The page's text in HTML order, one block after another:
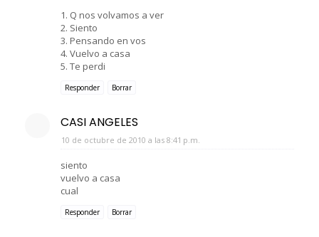
1. Q nos volvamos a ver
2. Siento
3. Pensando en vos
4. Vuelvo a casa
5. Te perdi
Responder Borrar
CASI ANGELES
10 de octubre de 2010 a las 8:41 p.m.
siento
vuelvo a casa
cual
Responder Borrar